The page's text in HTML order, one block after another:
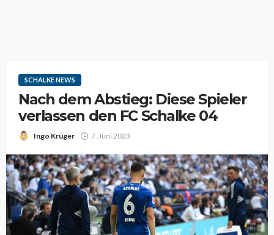
SCHALKE NEWS
Nach dem Abstieg: Diese Spieler
verlassen den FC Schalke 04
Ingo Krüger 7. Juni 2023